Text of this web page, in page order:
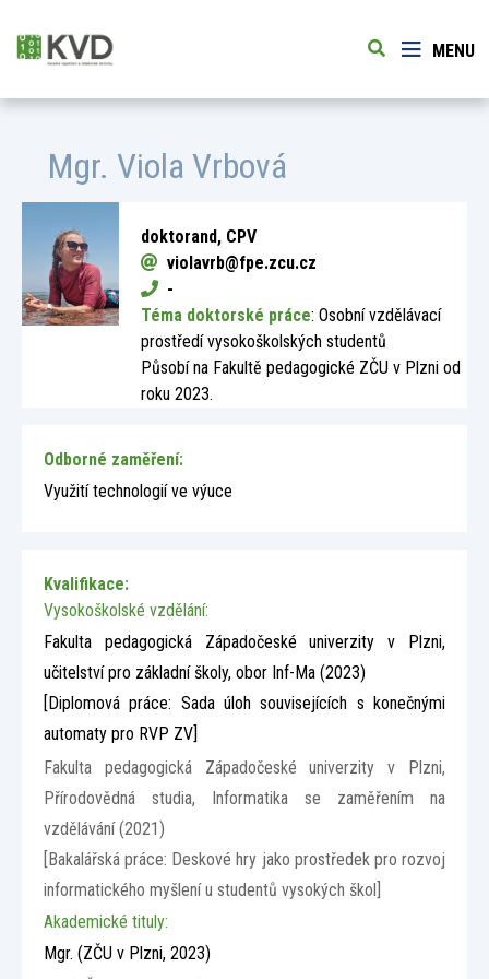
MENU
Mgr. Viola Vrbová
doktorand, CPV
violavrb@fpe.zcu.cz
-
Téma doktorské práce: Osobní vzdělávací
prostředí vysokoškolských studentů
Působí na Fakultě pedagogické ZČU v Plzni od
roku 2023.
Odborné zaměření:
Využití technologií ve výuce
Kvalifikace:
Vysokoškolské vzdělání:
Fakulta pedagogická Západočeské univerzity v Plzni,
učitelství pro základní školy, obor Inf-Ma (2023)
[Diplomová práce: Sada úloh souvisejících s konečnými
automaty pro RVP ZV]
Fakulta pedagogická Západočeské univerzity v Plzni,
Přírodovědná studia, Informatika se zaměřením na
vzdělávání (2021)
[Bakalářská práce: Deskové hry jako prostředek pro rozvoj
informatického myšlení u studentů vysokých škol]
Akademické tituly:
Mgr. (ZČU v Plzni, 2023)